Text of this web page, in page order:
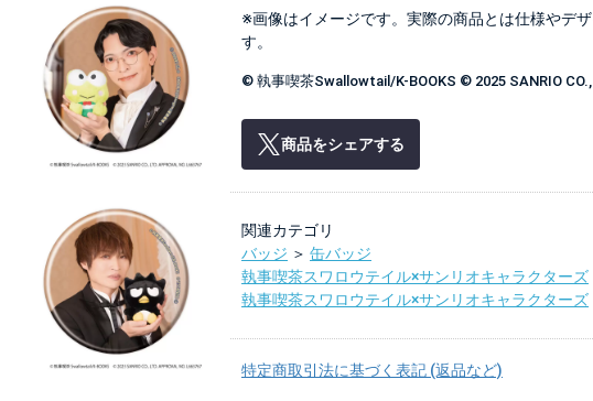
※画像はイメージです。実際の商品とは仕様やデ
す。
© 執事喫茶Swallowtail/K-BOOKS © 2025 SANRIO
商品をシェアする
関連カテゴリ
バッジ ＞ 缶バッジ
執事喫茶スワロウテイル×サンリオキャラクターズ
執事喫茶スワロウテイル×サンリオキャラクターズ
特定商取引法に基づく表記 (返品など)